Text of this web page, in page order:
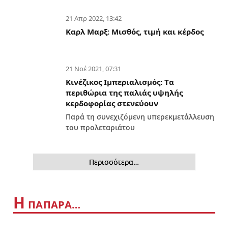
21 Απρ 2022, 13:42
Καρλ Μαρξ: Μισθός, τιμή και κέρδος
21 Νοέ 2021, 07:31
Κινέζικος Ιμπεριαλισμός: Tα
περιθώρια της παλιάς υψηλής
κερδοφορίας στενεύουν
Παρά τη συνεχιζόμενη υπερεκμετάλλευση
του προλεταριάτου
Περισσότερα…
Η ΠΑΠΑΡΑ…